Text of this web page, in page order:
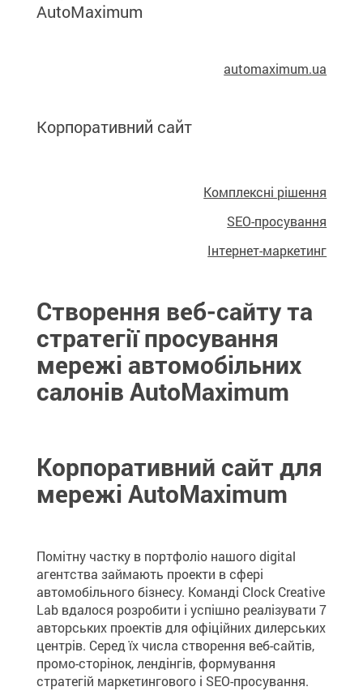
AutoMaximum
automaximum.ua
Корпоративний сайт
Комплексні рішення
SEO-просування
Інтернет-маркетинг
Створення веб-сайту та
стратегії просування
мережі автомобільних
салонів AutoMaximum
Корпоративний сайт для
мережі AutoMaximum
Помітну частку в портфоліо нашого digital
агентства займають проекти в сфері
автомобільного бізнесу. Команді Clock Creative
Lab вдалося розробити і успішно реалізувати 7
авторських проектів для офіційних дилерських
центрів. Серед їх числа створення веб-сайтів,
промо-сторінок, лендінгів, формування
стратегій маркетингового і SEO-просування.